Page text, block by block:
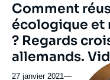
Comment
écologique et
? Regards
allemands.
27 janvier 2021—
Image